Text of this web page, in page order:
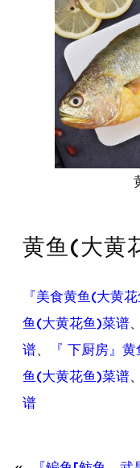
黄鱼(大黄
『美食黄鱼(大黄
鱼(大黄花鱼)菜谱、
谱、 『 下厨房』
鱼(大黄花鱼)菜谱、
谱